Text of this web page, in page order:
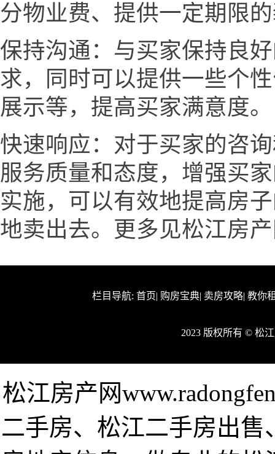
分物业费、提供一定期限
保持沟通：与买家保持良
求，同时可以提供一些个
展示等，提高买家满意度。
快速响应：对于买家的咨
服务质量和态度，增强买
实施，可以有效地提高房
地卖出去。更多见松江房产
栏目导航: 首页| 购房宝典| 卖房攻略| 教你
2023 版权所有 © 松
松江房产网
二手房、松江二手房出